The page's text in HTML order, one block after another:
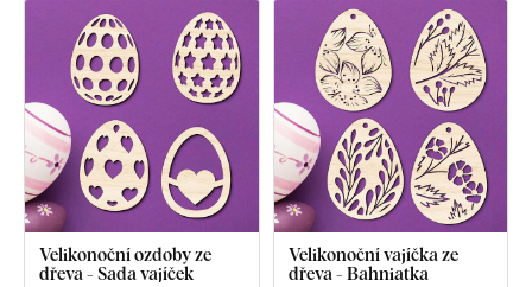
Velikonoční ozdoby ze
dřeva - Sada vajíček
Velikonoční vajíčka ze
dřeva - Bahniatka